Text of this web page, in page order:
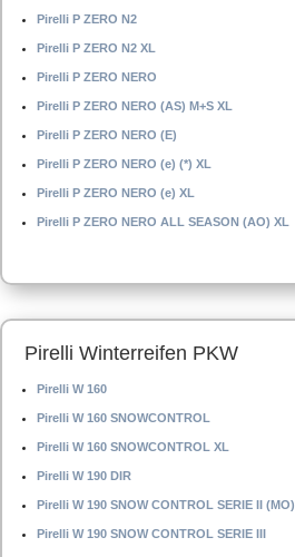
Pirelli P ZERO N2
Pirelli P ZERO N2 XL
Pirelli P ZERO NERO
Pirelli P ZERO NERO (AS) M+S XL
Pirelli P ZERO NERO (E)
Pirelli P ZERO NERO (e) (*) XL
Pirelli P ZERO NERO (e) XL
Pirelli P ZERO NERO ALL SEASON (AO) XL
Pirelli Winterreifen PKW
Pirelli W 160
Pirelli W 160 SNOWCONTROL
Pirelli W 160 SNOWCONTROL XL
Pirelli W 190 DIR
Pirelli W 190 SNOW CONTROL SERIE II (MO)
Pirelli W 190 SNOW CONTROL SERIE III